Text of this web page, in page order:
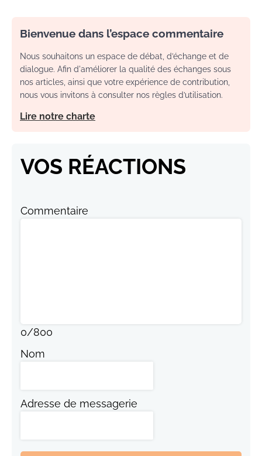
Bienvenue dans l’espace commentaire
Nous souhaitons un espace de débat, d’échange et de
dialogue. Afin d'améliorer la qualité des échanges sous
nos articles, ainsi que votre expérience de contribution,
nous vous invitons à consulter nos règles d’utilisation.
Lire notre charte
VOS RÉACTIONS
Commentaire
0/800
Nom
Adresse de messagerie